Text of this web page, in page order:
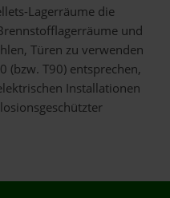
Lagerräume die
und
Türen zu verwenden
(bzw. T90) entsprechen,
Installationen